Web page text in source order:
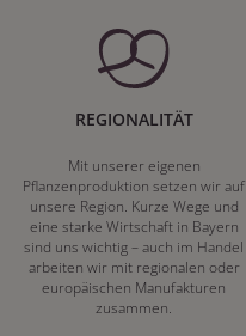
REGIONALITÄT
Mit unserer eigenen
Pflanzenproduktion setzen wir auf
unsere Region. Kurze Wege und
eine starke Wirtschaft in Bayern
sind uns wichtig – auch im Handel
arbeiten wir mit regionalen oder
europäischen Manufakturen
zusammen.